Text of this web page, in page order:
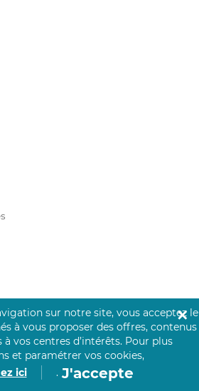
de carte bancaire est cryptée
société dûment agréée auprès de la
sur notre site, vous acceptez le
à vous proposer des offres, contenus
vos centres d’intérêts. Pour plus
et paramétrer vos cookies,
ici
. J'accepte
✕